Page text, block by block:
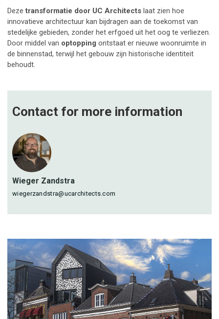
Dezetransformatie door UC Architects laat zien hoe
innovatieve architectuur kan bijdragen aan de toekomst van
stedelijke gebieden, zonder het erfgoed uit het oog te verliezen.
Door middel van optopping ontstaat er nieuwe woonruimte in
de binnenstad, terwijl het gebouw zijn historische identiteit
behoudt.
Contact for more information
Wieger Zandstra
wiegerzandstra@ucarchitects.com